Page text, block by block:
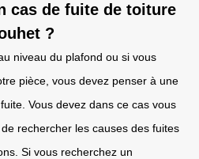
cas de fuite de toiture
?
niveau du plafond ou si vous
pièce, vous devez penser à une
Vous devez dans ce cas vous
rechercher les causes des fuites
Si vous recherchez un